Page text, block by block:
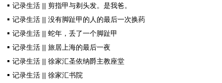
记录生活 || 剪指甲与剃头发。是我爸。
记录生活 || 没有脚趾甲的人的最后一次换药
记录生活 || 蛇年，丢了一个脚趾甲
记录生活 || 旅居上海的最后一夜
记录生活 || 徐家汇圣依纳爵主教座堂
记录生活 || 徐家汇书院